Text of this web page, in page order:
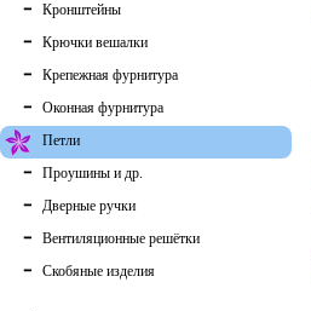
Кронштейны
Крючки вешалки
Крепежная фурнитура
Оконная фурнитура
Петли
Проушины и др.
Дверные ручки
Вентиляционные решётки
Скобяные изделия